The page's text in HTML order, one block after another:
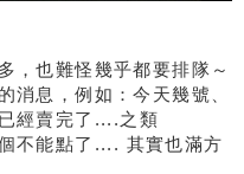
，也難怪幾乎都要排隊～
消息，例如：今天幾號、
經賣完了....之類
不能點了.... 其實也滿方